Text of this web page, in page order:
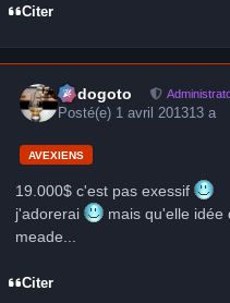
Citer
frédogoto
Posté(e) 1 avril 201313 a
AVEXIENS
19.000$ c'est pas exessif
j'adorerai
mais qu'elle idée
meade...
Citer